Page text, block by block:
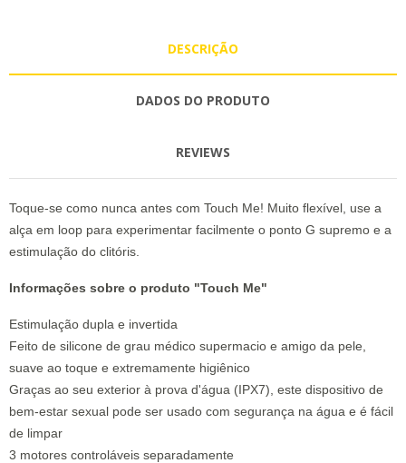
DESCRIÇÃO
DADOS DO PRODUTO
REVIEWS
Toque-se como nunca antes com Touch Me! Muito flexível, use a
alça em loop para experimentar facilmente o ponto G supremo e a
estimulação do clitóris.
Informações sobre o produto "Touch Me"
Estimulação dupla e invertida
Feito de silicone de grau médico supermacio e amigo da pele,
suave ao toque e extremamente higiênico
Graças ao seu exterior à prova d'água (IPX7), este dispositivo de
bem-estar sexual pode ser usado com segurança na água e é fácil
de limpar
3 motores controláveis separadamente